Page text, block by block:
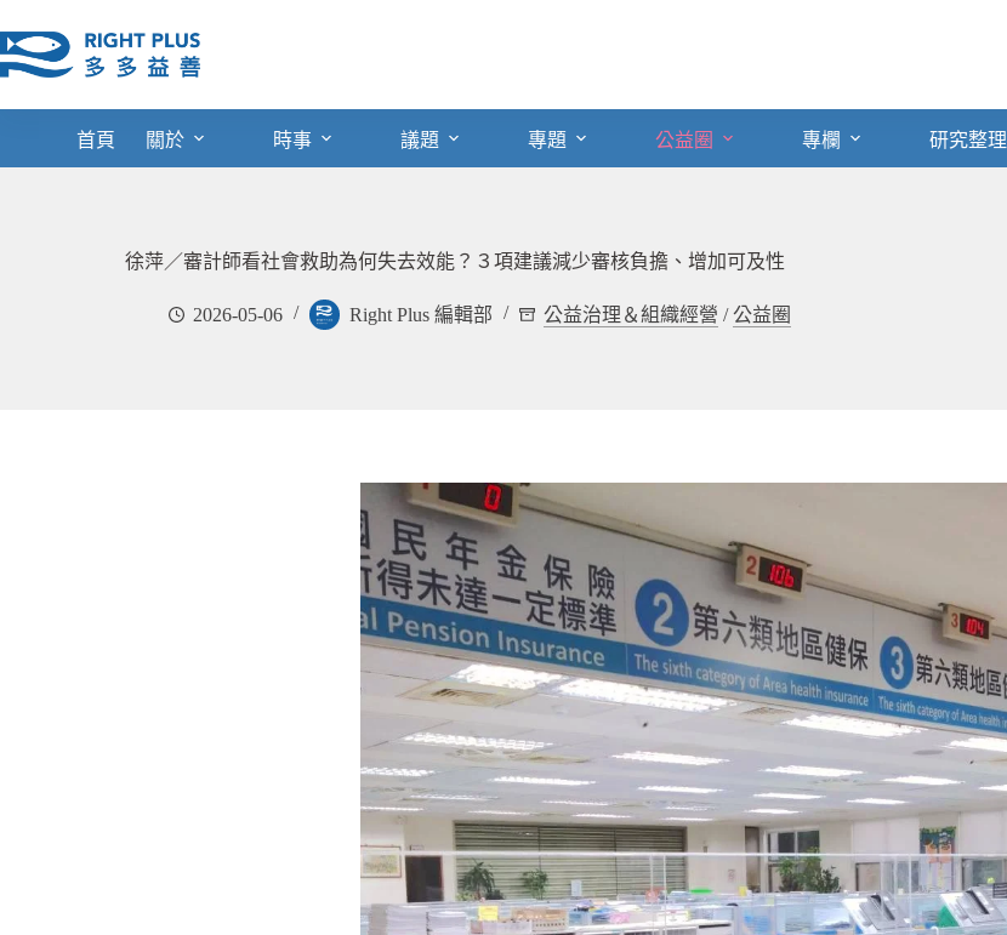
至
主
首頁 關於 時事 議題 專題 公益圈 專欄 研究整理
徐萍／審計師看社會救助為何失去效能？３項建議減少審核負擔、增加可及性
2026-05-06 Right Plus 編輯部 公益治理＆組織經營 /公益圈